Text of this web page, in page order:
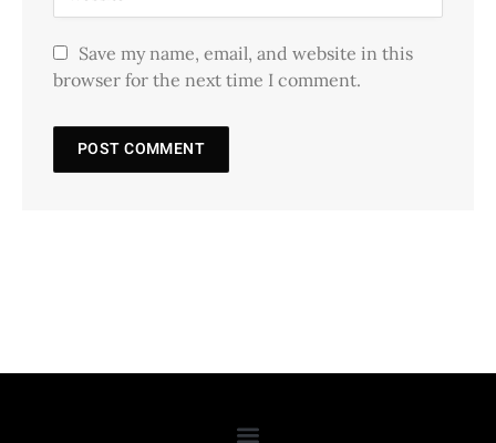
Save my name, email, and website in this
browser for the next time I comment.